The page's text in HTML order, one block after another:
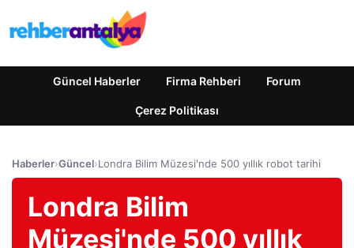
Güncel Haberler Firma Rehberi Forum
Çerez Politikası
Haberler›Güncel›Londra Bilim Müzesi'nde 500 yıllık robot tarihi
Londra Bilim
Müzesi'nde 500 yıllık